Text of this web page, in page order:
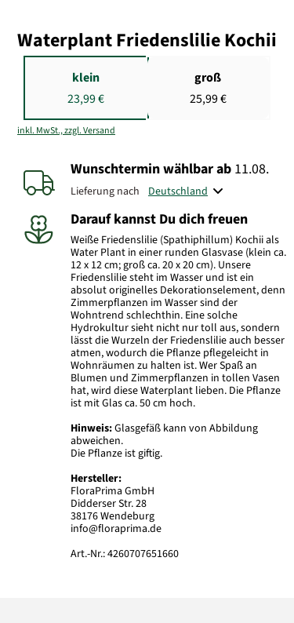
Waterplant Friedenslilie Kochii
klein
23,99 €
groß
25,99 €
inkl. MwSt., zzgl. Versand
Wunschtermin wählbarab 11.08.
Lieferung nach
Darauf kannst Du dich freuen
Weiße Friedenslilie (Spathiphillum) Kochii als
Water Plant in einer runden Glasvase (klein ca.
12 x 12 cm; groß ca. 20 x 20 cm). Unsere
Friedenslilie steht im Wasser und ist ein
absolut originelles Dekorationselement, denn
Zimmerpflanzen im Wasser sind der
Wohntrend schlechthin. Eine solche
Hydrokultur sieht nicht nur toll aus, sondern
lässt die Wurzeln der Friedenslilie auch besser
atmen, wodurch die Pflanze pflegeleicht in
Wohnräumen zu halten ist. Wer Spaß an
Blumen und Zimmerpflanzen in tollen Vasen
hat, wird diese Waterplant lieben. Die Pflanze
ist mit Glas ca. 50 cm hoch.
Hinweis:Glasgefäß kann von Abbildung
abweichen.
Die Pflanze ist giftig.
Hersteller:
FloraPrima GmbH
Didderser Str. 28
38176 Wendeburg
info@floraprima.de
Art.-Nr.:4260707651660